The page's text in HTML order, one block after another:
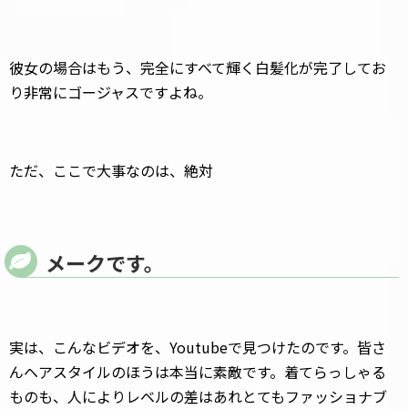
彼女の場合はもう、完全にすべて輝く白髪化が完了してお
り非常にゴージャスですよね。
ただ、ここで大事なのは、絶対
メークです。
実は、こんなビデオを、Youtubeで見つけたのです。皆さ
んヘアスタイルのほうは本当に素敵です。着てらっしゃる
ものも、人によりレベルの差はあれとてもファッショナブ